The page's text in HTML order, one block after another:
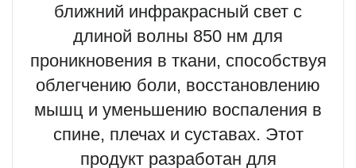
ближний инфракрасный свет с
длиной волны 850 нм для
проникновения в ткани, способствуя
облегчению боли, восстановлению
мышц и уменьшению воспаления в
спине, плечах и суставах. Этот
продукт разработан для